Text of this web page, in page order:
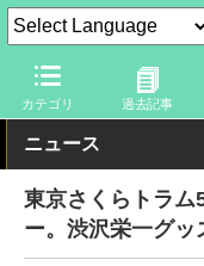
カテゴリ 過去記事
トラベル Watch 企業・
ニュース
東京さくらトラム
ー。渋沢栄一グ